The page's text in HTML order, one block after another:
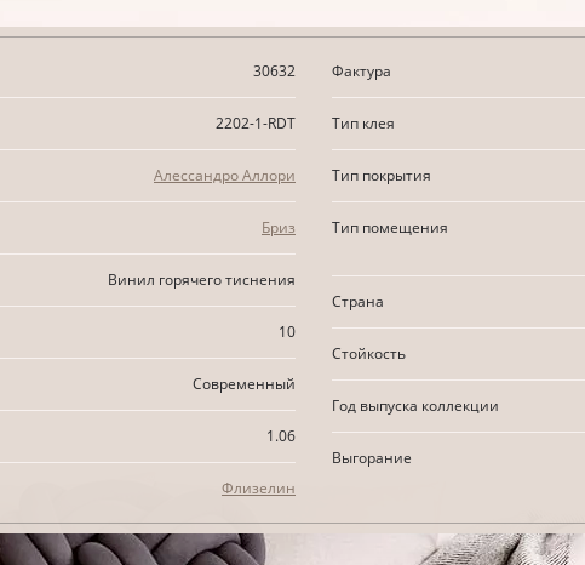
30632
2202-1-RDT
Алессандро Аллори
Бриз
Винил горячего тиснения
10
Современный
1.06
Флизелин
Фактура
Тип клея
Тип покрытия
Тип помещения
Страна
Стойкость
Год выпуска коллекции
Выгорание